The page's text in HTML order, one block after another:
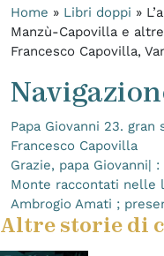
Home » Libri doppi »
Manzù-Capovilla e
Francesco Capovilla,
Papa Giovanni 23.
Francesco Capovilla
Grazie, papa Giovanni|
Monte raccontati nelle
Ambrogio Amati ;
Altre storie di